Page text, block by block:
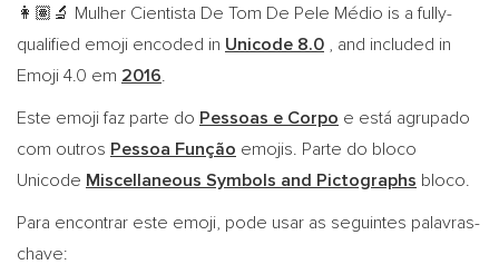
👩🏽‍🔬 Mulher Cientista De Tom De Pele Médio is a fully-
qualified emoji encoded in Unicode 8.0 , and included in
Emoji 4.0 em 2016.
Este emoji faz parte do Pessoas e Corpo e está agrupado
com outros Pessoa Função emojis. Parte do bloco
Unicode Miscellaneous Symbols and Pictographs bloco.
Para encontrar este emoji, pode usar as seguintes palavras-
chave: